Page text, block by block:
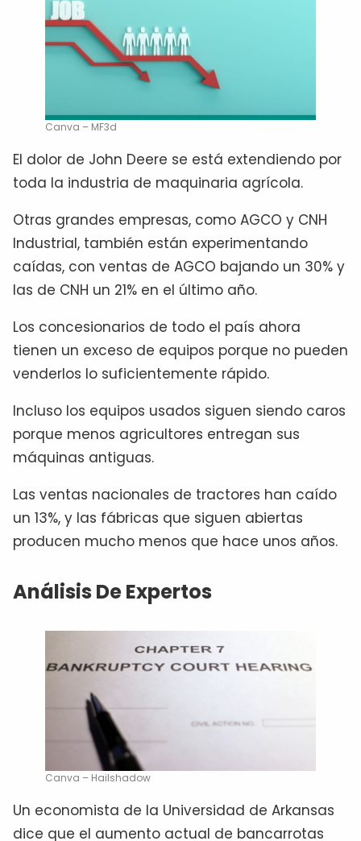
Canva – MF3d
El dolor de John Deere se está extendiendo por
toda la industria de maquinaria agrícola.
Otras grandes empresas, como AGCO y CNH
Industrial, también están experimentando
caídas, con ventas de AGCO bajando un 30% y
las de CNH un 21% en el último año.
Los concesionarios de todo el país ahora
tienen un exceso de equipos porque no pueden
venderlos lo suficientemente rápido.
Incluso los equipos usados siguen siendo caros
porque menos agricultores entregan sus
máquinas antiguas.
Las ventas nacionales de tractores han caído
un 13%, y las fábricas que siguen abiertas
producen mucho menos que hace unos años.
Análisis De Expertos
Canva – Hailshadow
Un economista de la Universidad de Arkansas
dice que el aumento actual de bancarrotas